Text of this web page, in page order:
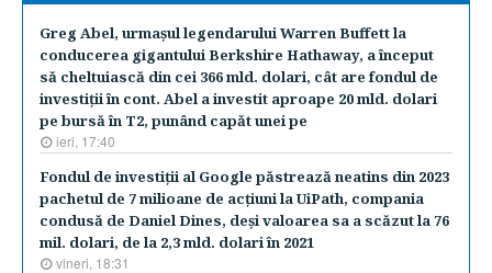
Greg Abel, urmaşul legendarului Warren Buffett la
conducerea gigantului Berkshire Hathaway, a început
să cheltuiască din cei 366 mld. dolari, cât are fondul de
investiţii în cont. Abel a investit aproape 20 mld. dolari
pe bursă în T2, punând capăt unei pe
ieri, 17:40
Fondul de investiţii al Google păstrează neatins din 2023
pachetul de 7 milioane de acţiuni la UiPath, compania
condusă de Daniel Dines, deşi valoarea sa a scăzut la 76
mil. dolari, de la 2,3 mld. dolari în 2021
vineri, 18:31